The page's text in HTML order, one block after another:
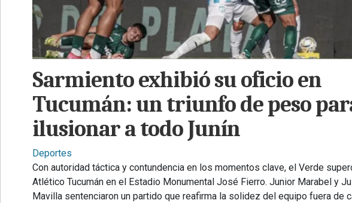
REGIONALES
INTERNACIONALES
• SUPLEMENTOS
• RADIOS EN VIVO
Sarmiento exhibió su oficio en
Tucumán: un triunfo de peso
ilusionar a todo Junín
Deportes
Con autoridad táctica y contundencia en los momentos clave, el Verde
Atlético Tucumán en el Estadio Monumental José Fierro. Junior Marabel y
Mavilla sentenciaron un partido que reafirma la solidez del equipo fuera de